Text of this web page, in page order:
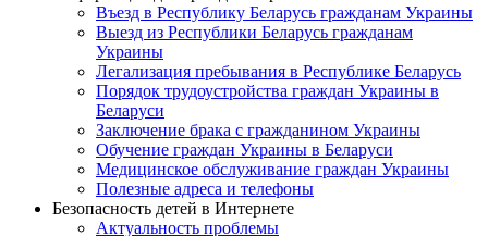
Въезд в Республику Беларусь гражданам Украины
Выезд из Республики Беларусь гражданам
Украины
Легализация пребывания в Республике Беларусь
Порядок трудоустройства граждан Украины в
Беларуси
Заключение брака с гражданином Украины
Обучение граждан Украины в Беларуси
Медицинское обслуживание граждан Украины
Полезные адреса и телефоны
Безопасность детей в Интернете
Актуальность проблемы